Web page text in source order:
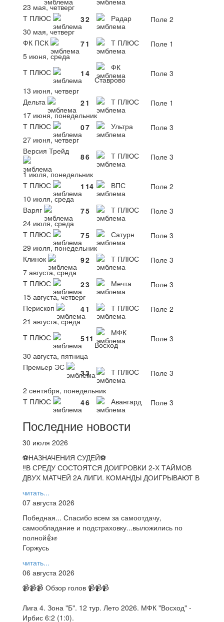
23 мая, четверг
Т ПЛЮС
32 Радар
Поле 2
30 мая, четверг
ФК ПСК
71 Т ПЛЮС
Поле 1
5 июня, среда
Т ПЛЮС
1 4
ФК
Ставрово
Поле 3
13 июня, четверг
Дельта
21 Т ПЛЮС
Поле 1
17 июня, понедельник
Т ПЛЮС
07 Ультра
Поле 3
27 июня, четверг
Версия Трейд
86 Т ПЛЮС
Поле 3
1 июля, понедельник
Т ПЛЮС
1 14 ВПС
Поле 2
10 июля, среда
Варяг
75 Т ПЛЮС
Поле 3
24 июля, среда
Т ПЛЮС
75 Сатурн
Поле 3
29 июля, понедельник
Клинок
92 Т ПЛЮС
Поле 3
7 августа, среда
Т ПЛЮС
23 Мечта
Поле 3
15 августа, четверг
Перископ
41 Т ПЛЮС
Поле 2
21 августа, среда
Т ПЛЮС
511
МФК
Восход
Поле 3
30 августа, пятница
Премьер ЭС
33 Т ПЛЮС
Поле 3
2 сентября, понедельник
Т ПЛЮС
46 Авангард Поле 3
Последние новости
30 июля 2026
⚽НАЗНАЧЕНИЯ СУДЕЙ⚽
‼В СРЕДУ СОСТОЯТСЯ ДОИГРОВКИ 2-Х ТАЙМОВ
ДВУХ МАТЧЕЙ 2А ЛИГИ. КОМАНДЫ ДОИГРЫВАЮТ В
читать...
07 августа 2026
Победная... Спасибо всем за самоотдачу,
самообладание и подстраховку...выложились по
полной👍✊
Горжусь
читать...
06 августа 2026
📹📹📹 Обзор голов 📹📹📹
Лига 4. Зона "Б". 12 тур. Лето 2026. МФК "Восход" -
Ирбис 6:2 (1:0).